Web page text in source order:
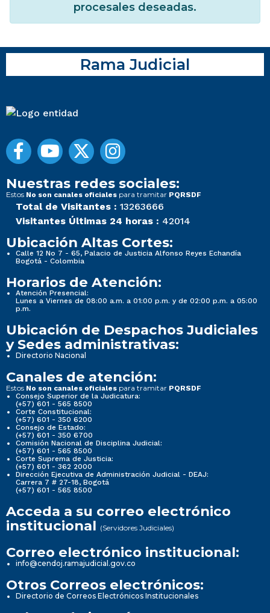
procesales deseadas.
Rama Judicial
Nuestras redes sociales:
Estos No son canales oficiales para tramitar PQRSDF
Total de Visitantes : 13263666
Visitantes Últimas 24 horas : 42014
Ubicación Altas Cortes:
Calle 12 No 7 - 65, Palacio de Justicia Alfonso Reyes Echandía
Bogotá - Colombia
Horarios de Atención:
Atención Presencial:
Lunes a Viernes de 08:00 a.m. a 01:00 p.m. y de 02:00 p.m. a 05:00
p.m.
Ubicación de Despachos Judiciales
y Sedes administrativas:
Directorio Nacional
Canales de atención:
Estos No son canales oficiales para tramitar PQRSDF
Consejo Superior de la Judicatura:
(+57) 601 - 565 8500
Corte Constitucional:
(+57) 601 - 350 6200
Consejo de Estado:
(+57) 601 - 350 6700
Comisión Nacional de Disciplina Judicial:
(+57) 601 - 565 8500
Corte Suprema de Justicia:
(+57) 601 - 362 2000
Dirección Ejecutiva de Administración Judicial - DEAJ:
Carrera 7 # 27-18, Bogotá
(+57) 601 - 565 8500
Acceda a su correo electrónico
institucional (Servidores Judiciales)
Correo electrónico institucional:
info@cendoj.ramajudicial.gov.co
Otros Correos electrónicos:
Directorio de Correos Electrónicos Institucionales